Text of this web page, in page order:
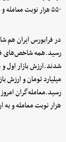
۵۵۰ هزار نوبت معامله و به ارزش ۲۳ هزار و ۷۶۲ میلیارد تومان داد و ستد کردند.
رسید.همه شاخص‌های
هزار نوبت معامله و به ارزش ۱۹۰ هزار میلیارد تومان داد